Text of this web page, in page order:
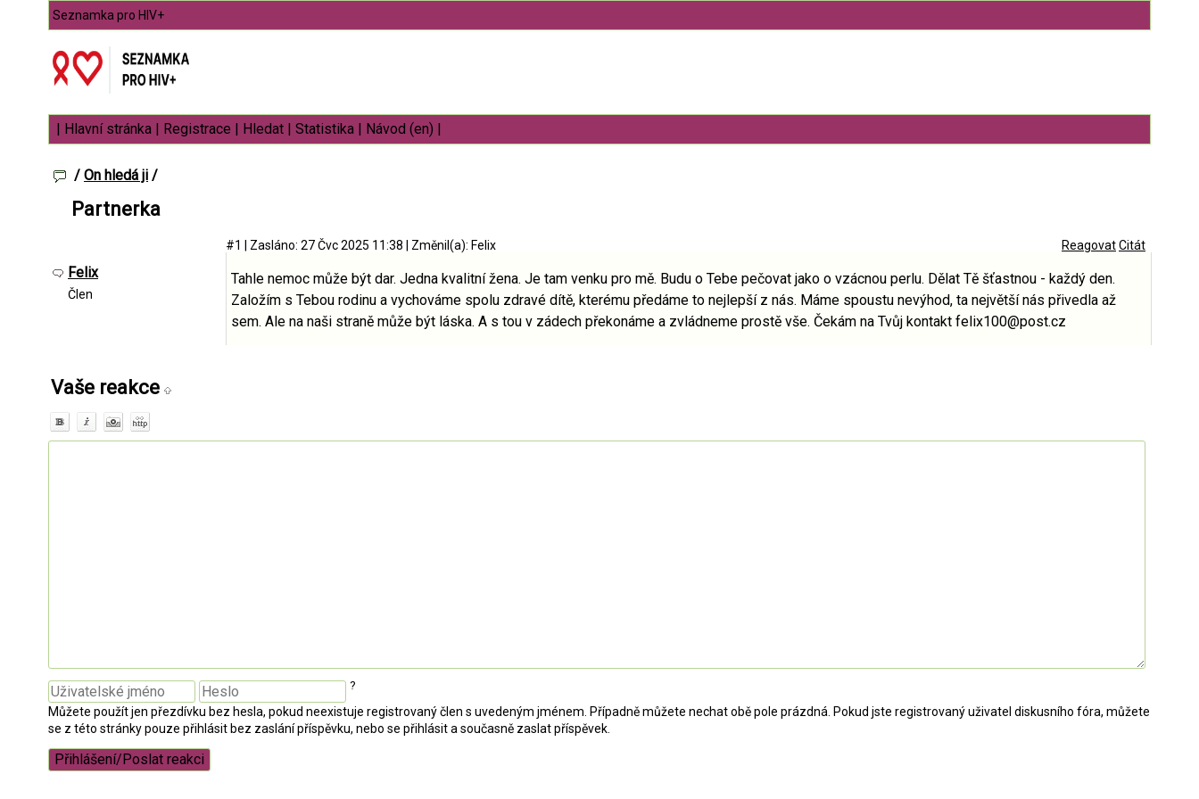
Seznamka pro HIV+
| Hlavní stránka | Registrace | Hledat | Statistika | Návod (en) |
/ On hledá ji /
Partnerka
Felix
Člen
#1 Zasláno: 27 Čvc 2025 11:38 Změnil(a): Felix ReagovatCitát
Tahle nemoc může být dar. Jedna kvalitní žena. Je tam venku pro mě. Budu o Tebe pečovat jako o vzácnou perlu. Dělat Tě šťastnou - každý den.
Založím s Tebou rodinu a vychováme spolu zdravé dítě, kterému předáme to nejlepší z nás. Máme spoustu nevýhod, ta největší nás přivedla až
sem. Ale na naši straně může být láska. A s tou v zádech překonáme a zvládneme prostě vše. Čekám na Tvůj kontakt felix100@post.cz
Vaše reakce
?
Můžete použít jen přezdívku bez hesla, pokud neexistuje registrovaný člen s uvedeným jménem. Případně můžete nechat obě pole prázdná. Pokud jste registrovaný uživatel diskusního fóra, můžete
se z této stránky pouze přihlásit bez zaslání příspěvku, nebo se přihlásit a současně zaslat příspěvek.